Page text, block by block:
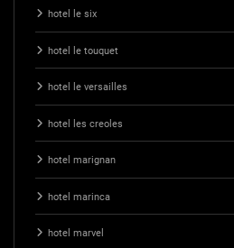
hotel le six
hotel le touquet
hotel le versailles
hotel les creoles
hotel marignan
hotel marinca
hotel marvel